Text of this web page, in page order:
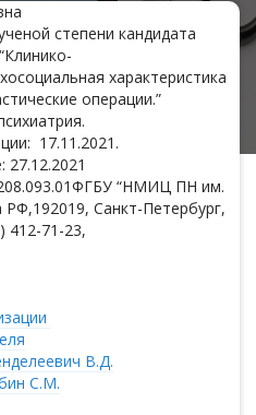
степени кандидата
характеристика
операции.”
17.11.2021.
“НМИЦ ПН им.
Санкт-Петербург,
412-71-23,
В.Д.
С.М.